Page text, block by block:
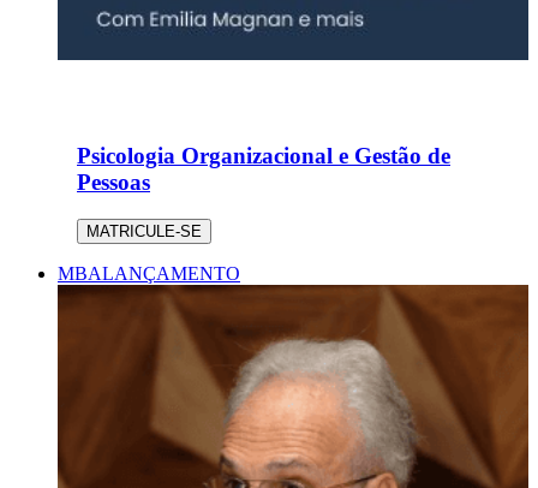
Psicologia Organizacional e Gestão de
Pessoas
MATRICULE-SE
MBALANÇAMENTO